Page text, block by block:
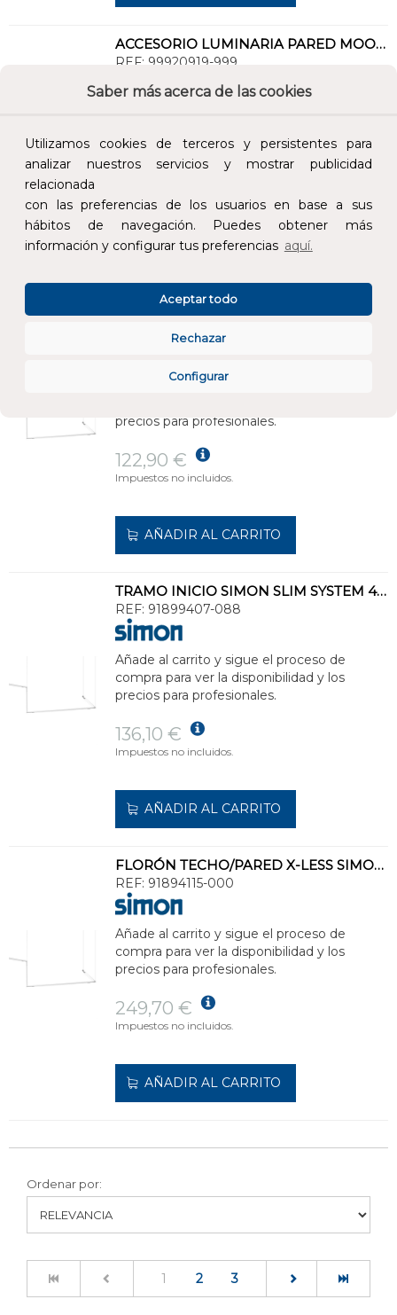
Saber más acerca de las cookies
Utilizamos cookies de terceros y persistentes para
analizar nuestros servicios y mostrar publicidad
relacionada
con las preferencias de los usuarios en base a sus
hábitos de navegación. Puedes obtener más
información y configurar tus preferencias aquí.
Configurar
Rechazar
Aceptar todo
ACCESORIO LUMINARIA PARED MOOD X-LESS 25
REF: 99920919-999
precios para profesionales.
Impuestos no incluidos.
91899192-000
Añade al carrito y sigue el proceso de
precios para profesionales.
122,90 €
Impuestos no incluidos.
AÑADIR AL CARRITO
TRAMO INICIO SIMON SLIM SYSTEM 48V SPDO.0-10V&DALI E.ALIM.NG
REF: 91899407-088
Añade al carrito y sigue el proceso de
compra para ver la disponibilidad y los
precios para profesionales.
136,10 €
Impuestos no incluidos.
AÑADIR AL CARRITO
FLORÓN TECHO/PARED X-LESS SIMON SLIM SYSTEM 48V RTLA.ON BOARD DIMMER BL
REF: 91894115-000
Añade al carrito y sigue el proceso de
compra para ver la disponibilidad y los
precios para profesionales.
249,70 €
Impuestos no incluidos.
AÑADIR AL CARRITO
Ordenar por:
1 (current)
2 3